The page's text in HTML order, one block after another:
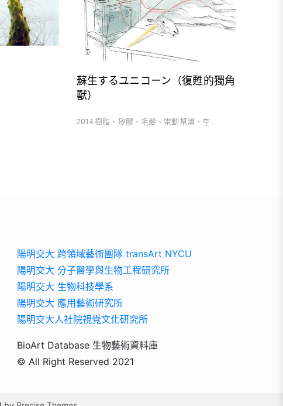
蘇生するユニコーン（復甦的獨角
獸）
2014 樹脂、矽膠、毛髮、電動幫浦、空...
陽明交大 跨領域藝術團隊 transArt NYCU
陽明交大 分子醫學與生物工程研究所
陽明交大 生物科技學系
陽明交大 應用藝術研究所
陽明交大人社院視覺文化研究所
BioArt Database 生物藝術資料庫
© All Right Reserved 2021